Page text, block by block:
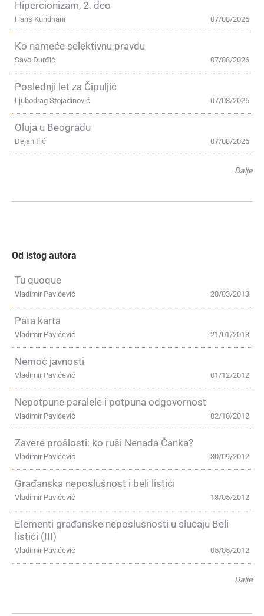
Hipercionizam, 2. deo
07/08/2026
Hans Kundnani
Ko nameće selektivnu pravdu
07/08/2026
Savo Đurđić
Poslednji let za Čipuljić
07/08/2026
Ljubodrag Stojadinović
Oluja u Beogradu
07/08/2026
Dejan Ilić
Dalje
Od istog autora
Tu quoque
20/03/2013
Vladimir Pavićević
Pata karta
21/01/2013
Vladimir Pavićević
Nemoć javnosti
01/12/2012
Vladimir Pavićević
Nepotpune paralele i potpuna odgovornost
02/10/2012
Vladimir Pavićević
Zavere prošlosti: ko ruši Nenada Čanka?
30/09/2012
Vladimir Pavićević
Građanska neposlušnost i beli listići
18/05/2012
Vladimir Pavićević
Elementi građanske neposlušnosti u slučaju Beli
listići (III)
05/05/2012
Vladimir Pavićević
Dalje